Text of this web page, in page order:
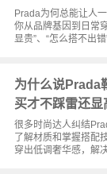
Prada为何总能让人
你从品牌基因到日常
显贵”、“怎么搭不出
为什么说Prada
买才不踩雷还显
很多时尚达人纠结
了解材质和掌握搭配
穿出低调奢华感，解